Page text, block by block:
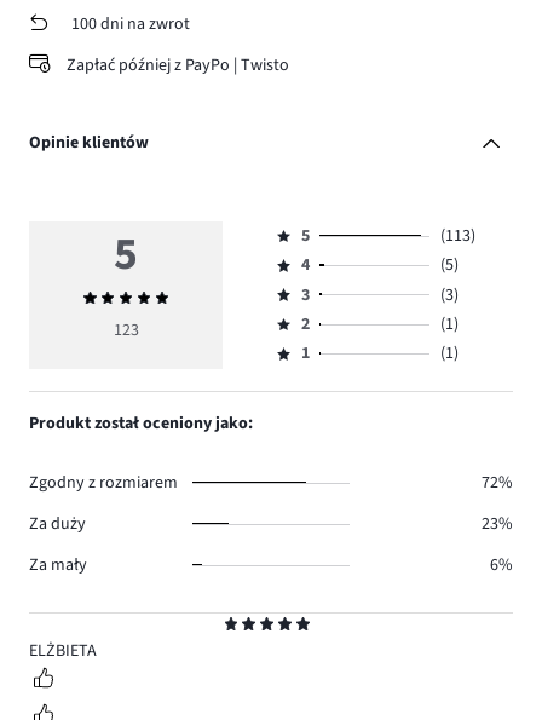
100 dni na zwrot
Zapłać później z PayPo | Twisto
Opinie klientów
5
ELŻBIETA
5
Średnia
ocena
123
Ocena
5,
ilość
głosów
113.
5
(113)
Ocena
4,
ilość
głosów
4
(5)
Ocena
3,
ilość
3
(3)
Ocena
2,
2
(1)
Ocena
1,
1 (1)
Produkt został oceniony jako:
Zgodny z rozmiarem
72%
Za duży
23%
Za mały
6%